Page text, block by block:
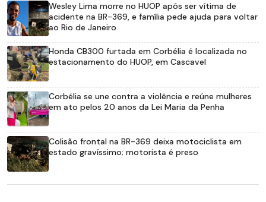
Wesley Lima morre no HUOP após ser vítima de
acidente na BR-369, e família pede ajuda para voltar
ao Rio de Janeiro
Honda CB300 furtada em Corbélia é localizada no
estacionamento do HUOP, em Cascavel
Corbélia se une contra a violência e reúne mulheres
em ato pelos 20 anos da Lei Maria da Penha
Colisão frontal na BR-369 deixa motociclista em
estado gravíssimo; motorista é preso